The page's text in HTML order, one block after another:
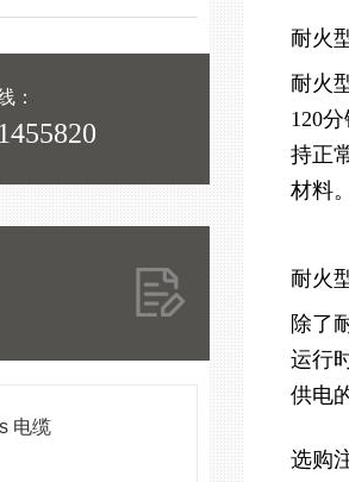
：
电缆
耐火
耐火
120
持正
材料
耐火
除了
运行
供电
选购